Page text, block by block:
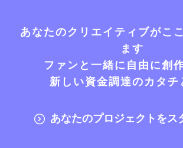
あなたのクリエイティブがこ
ます
ファンと一緒に自由に創
新しい資金調達のカタチ
あなたのプロジェクトをス